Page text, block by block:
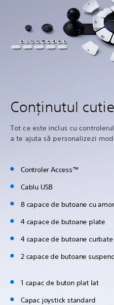
Conținutul
Tot ce este inclus cu
a te ajuta să personalizezi
Controler Access™
Cablu USB
8 capace de butoane cu
4 capace de butoane plate
4 capace de butoane curbate
2 capace de butoane
1 capac de buton plat lat
Capac joystick standard